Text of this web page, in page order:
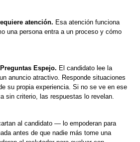
atención. Esa atención funciona
una persona entra a un proceso y cómo
Espejo. El candidato lee la
anuncio atractivo. Responde situaciones
su propia experiencia. Si no se ve en ese
sin criterio, las respuestas lo revelan.
al candidato — lo empoderan para
antes de que nadie más tome una